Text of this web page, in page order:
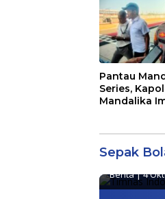
Pantau
Series,
Mandalika
Jalan Raya
Sepak
Balas
Berita|4